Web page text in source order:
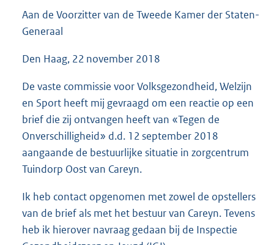
b
Aan de Voorzitter van de Tweede Kamer der Staten-
Generaal
Den Haag, 22 november 2018
De vaste commissie voor Volksgezondheid, Welzijn
en Sport heeft mij gevraagd om een reactie op een
brief die zij ontvangen heeft van «Tegen de
Onverschilligheid» d.d. 12 september 2018
aangaande de bestuurlijke situatie in zorgcentrum
Tuindorp Oost van Careyn.
Ik heb contact opgenomen met zowel de opstellers
van de brief als met het bestuur van Careyn. Tevens
heb ik hierover navraag gedaan bij de Inspectie